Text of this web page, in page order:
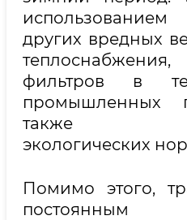
других вредных
фильтров в
промышленных
также
экологических
Помимо этого,
постоянным